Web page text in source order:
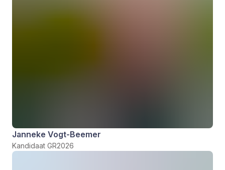
Janneke Vogt-Beemer
Kandidaat GR2026